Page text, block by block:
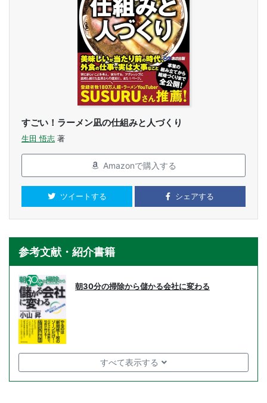
すごい！ラーメン凪の仕組みと人づくり
生田 悟志 著
Amazonで購入する
ツイートする シェアする
参考文献・紹介書籍
朝30分の掃除から儲かる会社に変わる